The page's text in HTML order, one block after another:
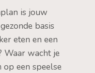
is jouw
basis
eten en een
Waar wacht je
op een speelse